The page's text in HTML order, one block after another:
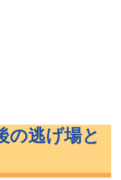
の逃げ場と